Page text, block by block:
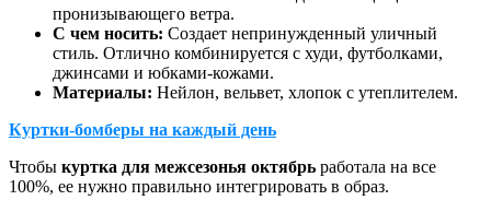
пронизывающего ветра.
С чем носить: Создает непринужденный уличный
стиль. Отлично комбинируется с худи, футболками,
джинсами и юбками-кожами.
Материалы: Нейлон, вельвет, хлопок с утеплителем.
Куртки-бомберы на каждый день
Чтобы куртка для межсезонья октябрь работала на все
100%, ее нужно правильно интегрировать в образ.